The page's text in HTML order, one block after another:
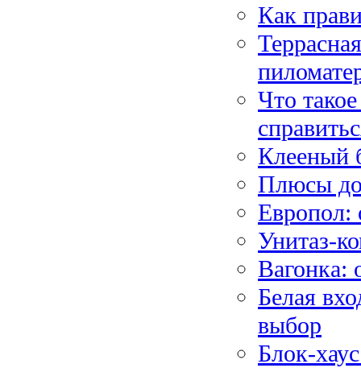
Как
Что
Клееный
Плюсы
Европол:
Унитаз-
Вагонка:
Белая
выбор
Блок-